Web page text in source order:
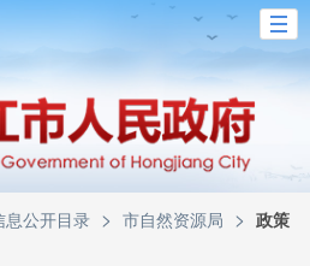
息公开目录 > 市自然资源局 > 政策